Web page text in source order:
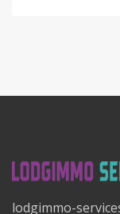
lodgimmo-